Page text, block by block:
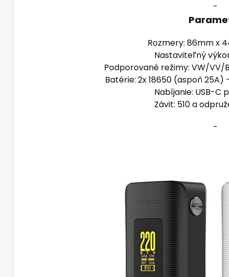
-
Rozmery: 86mm x
Nastaviteľný
Podporované režimy: VW/VV/
Batérie: 2x 18650 (aspoň 25A)
Nabíjanie: USB-C
Závit: 510 a
-